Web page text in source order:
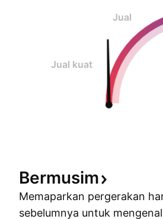
Jual
Jual kuat
Bermusim
Memaparkan pergerakan
sebelumnya untuk